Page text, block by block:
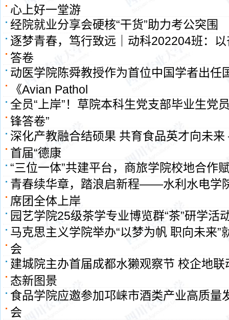
心上好一堂游
经院就业分享会硬核“干货”助力考公突围
逐梦青春，笃行致远｜动科202204班：
答卷
动医学院陈舜教授作为首位中国学者出任
《Avian Pathol
全员“上岸”！草院本科生党支部毕业生党
锋答卷”
深化产教融合结硕果 共育食品英才向未
首届“德康
“三位一体”共建平台，商旅学院校地合作
青春续华章，踏浪启新程——水利水电学
席团全体上岸
园艺学院25级茶学专业博览群“茶”研学活
马克思主义学院举办“以梦为帆 职向未来”
会
建城院主办首届成都水獭观察节 校企地
态新图景
食品学院应邀参加邛崃市酒类产业高质量
会